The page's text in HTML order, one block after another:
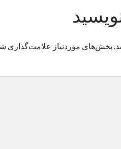
بخش‌های موردنیاز علامت‌گذاری